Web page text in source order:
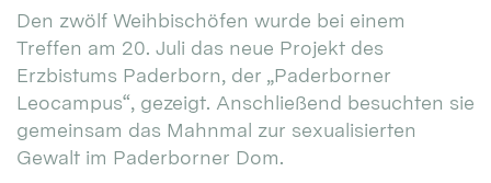
Den zwölf Weihbischöfen wurde bei einem
Treffen am 20. Juli das neue Projekt des
Erzbistums Paderborn, der „Paderborner
Leocampus“, gezeigt. Anschließend besuchten sie
gemeinsam das Mahnmal zur sexualisierten
Gewalt im Paderborner Dom.